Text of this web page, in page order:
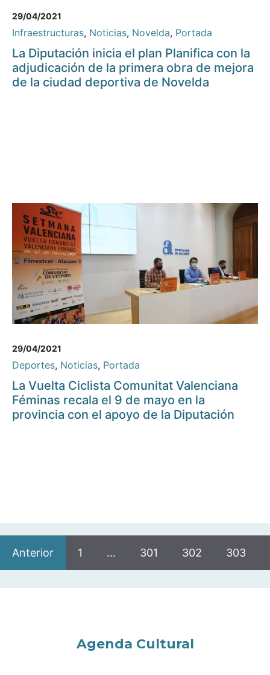
29/04/2021
Infraestructuras, Noticias, Novelda, Portada
La Diputación inicia el plan Planifica con la
adjudicación de la primera obra de mejora
de la ciudad deportiva de Novelda
29/04/2021
Deportes, Noticias, Portada
La Vuelta Ciclista Comunitat Valenciana
Féminas recala el 9 de mayo en la
provincia con el apoyo de la Diputación
Anterior 1 … 301 302 303
Agenda Cultural